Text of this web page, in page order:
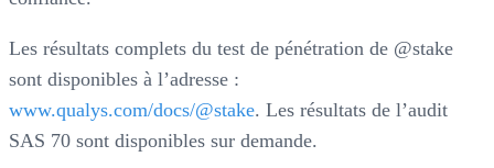
Les résultats complets du test de pénétration de @stake
sont disponibles à l’adresse :
www.qualys.com/docs/@stake. Les résultats de l’audit
SAS 70 sont disponibles sur demande.